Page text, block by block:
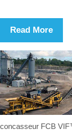
Read More
concasseur FCB